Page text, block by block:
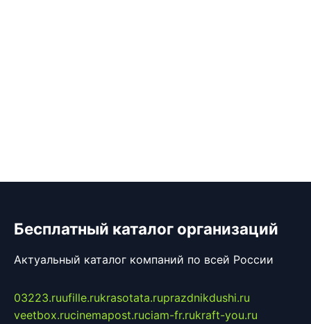
Бесплатный каталог организаций
Актуальный каталог компаний по всей России
03223.ruufille.rukrasotata.ruprazdnikdushi.ru
veetbox.rucinemapost.ruciam-fr.rukraft-you.ru